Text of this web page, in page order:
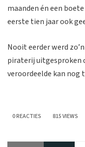
maanden én een
eerste tien jaar ook
Nooit eerder werd
piraterij uitgesproken
veroordeelde kan nog
0 REACTIES 815 VIEWS